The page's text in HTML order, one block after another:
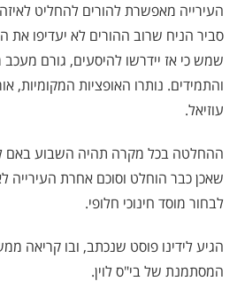
העירייה מאפשרת להורים להחליט
סביר הניח שרוב ההורים לא יעדיפו את
שמש כי אז יידרשו להיסעים, גורם
והתמידים. נותרו האופציות המקומיות,
עוזיאל.
ההחלטה בכל מקרה תהיה השבוע באם
שאכן כבר הוחלט וסוכם אחרת העירייה
לבחור מוסד חינוכי חלופי.
הגיע לידינו פוסט שנכתב, ובו קריאה
המסתמנת של בי"ס לוין.